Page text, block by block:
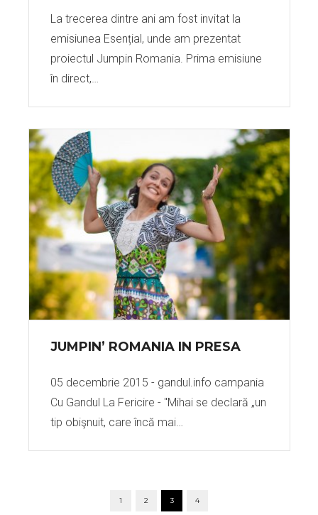
La trecerea dintre ani am fost invitat la
emisiunea Esențial, unde am prezentat
proiectul Jumpin Romania. Prima emisiune
în direct,…
JUMPIN’ ROMANIA IN PRESA
05 decembrie 2015 - gandul.info campania
Cu Gandul La Fericire - "Mihai se declară „un
tip obişnuit, care încă mai…
1 2 3 4